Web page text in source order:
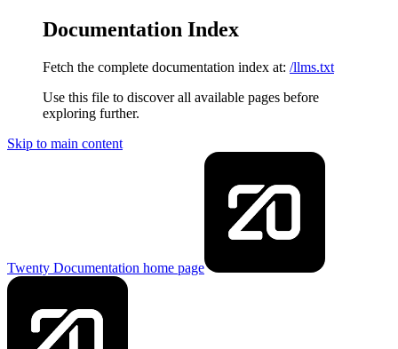
Documentation Index
Fetch the complete documentation index at: /llms.txt
Use this file to discover all available pages before
exploring further.
Skip to main content
Twenty Documentation home page